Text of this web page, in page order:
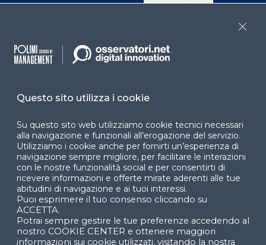
Cookie Center
Facebook LinkedIn
© 2024 Copyright © Politecnico di Milano Dipartimento
di Ingegneria Gestionale
Questo sito utilizza i cookie
Su questo sito web utilizziamo cookie tecnici necessari
alla navigazione e funzionali all’erogazione del servizio.
Utilizziamo i cookie anche per fornirti un’esperienza di
navigazione sempre migliore, per facilitare le interazioni
con le nostre funzionalità social e per consentirti di
ricevere informazioni e offerte mirate aderenti alle tue
abitudini di navigazione e ai tuoi interessi.
Puoi esprimere il tuo consenso cliccando su
ACCETTA.
Potrai sempre gestire le tue preferenze accedendo al
nostro COOKIE CENTER e ottenere maggiori
informazioni sui cookie utilizzati, visitando la nostra